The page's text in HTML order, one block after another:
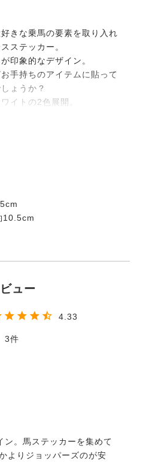
きな乗馬の要素を取り入れ
ステッカー。
印象的なデザイン。
手持ちのアイテムに貼って
ょうか？
イトの2色展開。
10.5cm
4.33
3
ン。馬ステッカーを集めて
よりジョッパーズのが安